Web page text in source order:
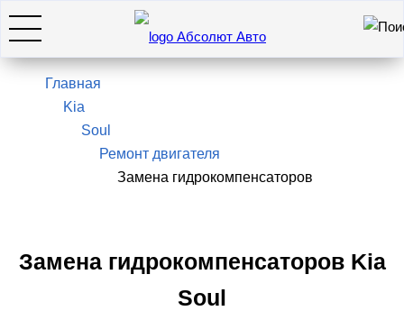
7(495)966-28-26
SsangYong / KGM
Искать
Главная
Kia
Soul
Ремонт двигателя
Замена гидрокомпенсаторов
Замена гидрокомпенсаторов Kia
Soul